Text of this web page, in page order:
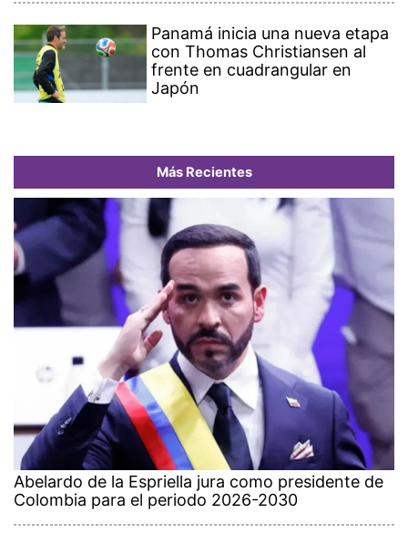
Panamá inicia una nueva etapa
con Thomas Christiansen al
frente en cuadrangular en
Japón
Más Recientes
Abelardo de la Espriella jura como presidente de
Colombia para el periodo 2026-2030